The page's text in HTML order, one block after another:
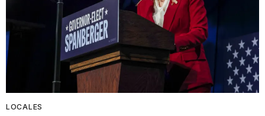
LOCALES